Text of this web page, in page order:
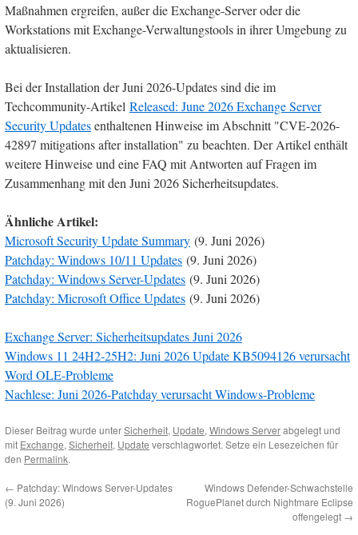
Maßnahmen ergreifen, außer die Exchange-Server oder die
Workstations mit Exchange-Verwaltungstools in ihrer Umgebung zu
aktualisieren.
Bei der Installation der Juni 2026-Updates sind die im
Techcommunity-Artikel Released: June 2026 Exchange Server
Security Updatesenthaltenen Hinweise im Abschnitt "CVE-2026-
42897 mitigations after installation" zu beachten. Der Artikel enthält
weitere Hinweise und eine FAQ mit Antworten auf Fragen im
Zusammenhang mit den Juni 2026 Sicherheitsupdates.
Ähnliche Artikel:
Microsoft Security Update Summary (9. Juni 2026)
Patchday: Windows 10/11 Updates (9. Juni 2026)
Patchday: Windows Server-Updates (9. Juni 2026)
Patchday: Microsoft Office Updates (9. Juni 2026)
Exchange Server: Sicherheitsupdates Juni 2026
Windows 11 24H2-25H2: Juni 2026 Update KB5094126 verursacht
Word OLE-Probleme
Nachlese: Juni 2026-Patchday verursacht Windows-Probleme
Dieser Beitrag wurde unterSicherheit, Update, Windows Serverabgelegt und
mit Exchange, Sicherheit, Update verschlagwortet. Setze ein Lesezeichen für
den Permalink.
← Patchday: Windows Server-Updates
(9. Juni 2026)
Windows Defender-Schwachstelle
RoguePlanet durch Nightmare Eclipse
offengelegt →